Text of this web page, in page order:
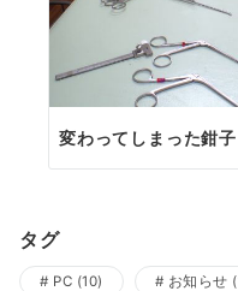
変わってしまった鉗子
タグ
PC (10) お知らせ